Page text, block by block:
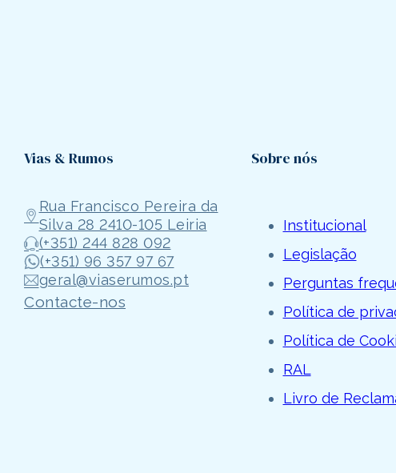
Vias & Rumos
Rua Francisco Pereira da
Silva 28 2410-105 Leiria
(+351) 244 828 092
(+351) 96 357 97 67
geral@viaserumos.pt
Contacte-nos
Sobre nós
Institucional
Legislação
Perguntas
Política de
Política de
RAL
Livro de